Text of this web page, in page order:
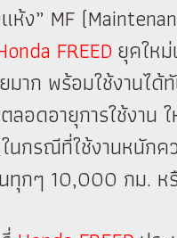
ห้ง” MF
FREEDยุคให
มาก พร้อมใช้งานได้
อดอายุการใช้งาน
นกรณีที่ใช้งานหนักค
ทุกๆ 10,000 กม. ห